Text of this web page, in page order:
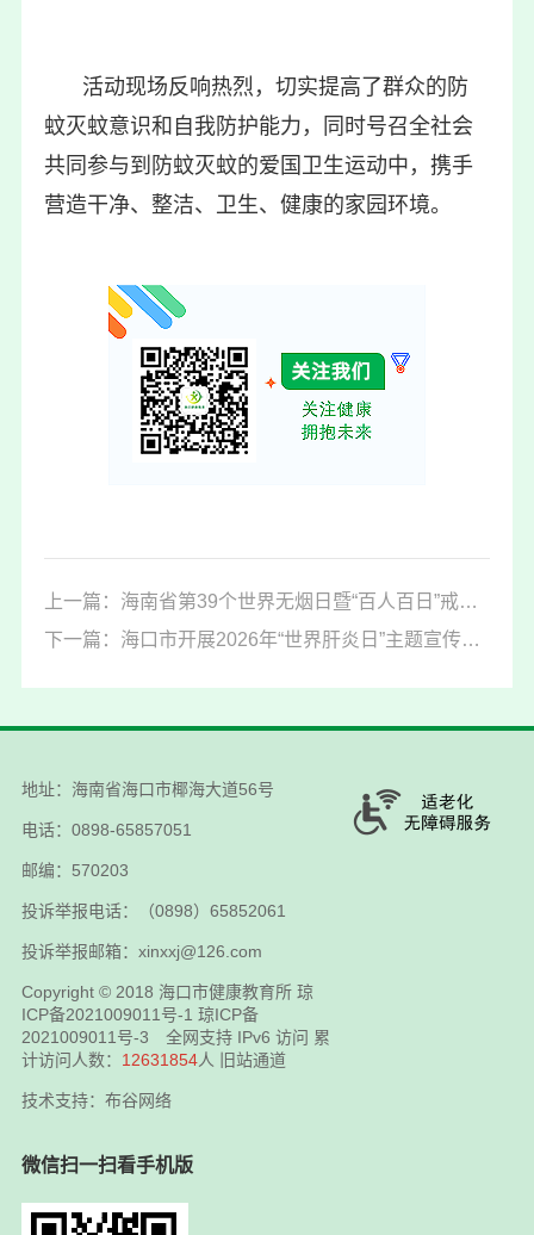
活动现场反响热烈，切实提高了群众的防
蚊灭蚊意识和自我防护能力，同时号召全社会
共同参与到防蚊灭蚊的爱国卫生运动中，携手
营造干净、整洁、卫生、健康的家园环境。
上一篇：海南省第39个世界无烟日暨“百人百日”戒烟大赛启动仪式在海口市举行
下一篇：海口市开展2026年“世界肝炎日”主题宣传活动
地址：海南省海口市椰海大道56号
电话：0898-65857051
邮编：570203
投诉举报电话：（0898）65852061
投诉举报邮箱：xinxxj@126.com
Copyright © 2018 海口市健康教育所 琼
ICP备2021009011号-1 琼ICP备
2021009011号-3 全网支持 IPv6 访问 累
计访问人数： 12631854人 旧站通道
技术支持：布谷网络
微信扫一扫看手机版